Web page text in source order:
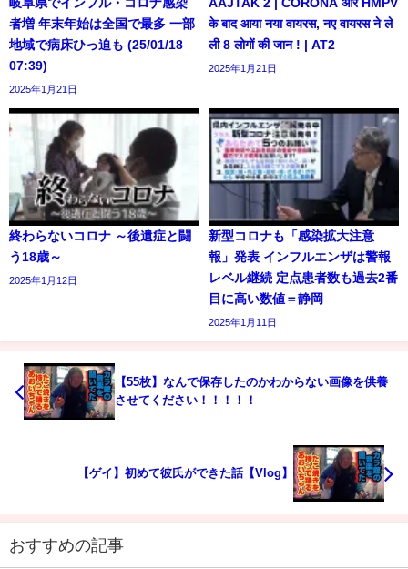
岐阜県でインフル・コロナ感染
者増 年末年始は全国で最多 一部
地域で病床ひっ迫も (25/01/18
07:39)
2025年1月21日
AAJTAK 2 | CORONA और HMPV
के बाद आया नया वायरस, नए वायरस ने ले
ली 8 लोगों की जान ! | AT2
2025年1月21日
終わらないコロナ ～後遺症と闘
う18歳～
2025年1月12日
新型コロナも「感染拡大注意
報」発表 インフルエンザは警報
レベル継続 定点患者数も過去2番
目に高い数値＝静岡
2025年1月11日
【55枚】なんで保存したのかわからない画像を供養
させてください！！！！！
【ゲイ】初めて彼氏ができた話【Vlog】
おすすめの記事